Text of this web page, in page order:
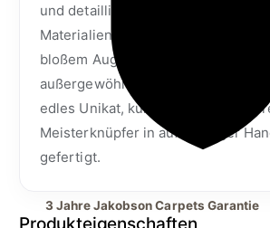
3 Jahre Jakobson Carpets Garantie
und detaillierte Verarbeitung aus
Materialien ermöglicht es, die
bloßem Auge zu erkennen. Dieses
außergewöhnliche Exemplar
edles Unikat, kunstvoll von einem
Meisterknüpfer in aufwendiger
gefertigt.
Produkteigenschaften